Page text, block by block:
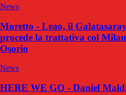
News
Moretto - Leao, il
procede la trattativa col
Osorio
News
HERE WE GO - Daniel